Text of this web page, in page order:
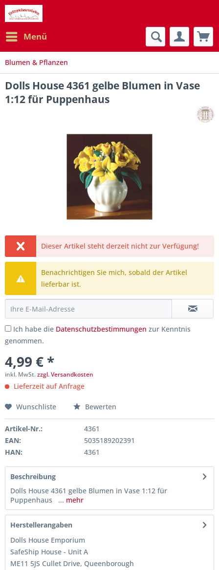
Menü
Blumen & Pflanzen
Dolls House 4361 gelbe Blumen in Vase
1:12 für Puppenhaus
Dieser Artikel steht derzeit nicht zur Verfügung!
Benachrichtigen Sie mich, sobald der Artikel
lieferbar ist.
Ich habe die Datenschutzbestimmungen zur Kenntnis
genommen.
4,99 € *
inkl. MwSt.zzgl. Versandkosten
Lieferzeit auf Anfrage
Wunschliste Bewerten
Artikel-Nr.:
4361
EAN:
5035189202391
HAN:
4361
Beschreibung
Dolls House 4361 gelbe Blumen in Vase 1:12 für
Puppenhaus ... mehr
Herstellerangaben
Dolls House Emporium
SafeShip House - Unit A
ME11 5JS Cullet Drive, Queenborough